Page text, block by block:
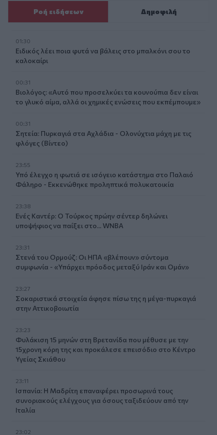
Ροή ειδήσεων Δημοφιλή
01:30
Ειδικός λέει ποια φυτά να βάλεις στο μπαλκόνι σου το
καλοκαίρι
00:31
Βιολόγος: «Αυτό που προσελκύει τα κουνούπια δεν είναι
το γλυκό αίμα, αλλά οι χημικές ενώσεις που εκπέμπουμε»
00:31
Σητεία: Πυρκαγιά στα Αχλάδια - Ολονύχτια μάχη με τις
φλόγες (Βίντεο)
23:55
Υπό έλεγχο η φωτιά σε ισόγειο κατάστημα στο Παλαιό
Φάληρο - Εκκενώθηκε προληπτικά πολυκατοικία
23:38
Ενές Καντέρ: Ο Τούρκος πρώην σέντερ δηλώνει
υποψήφιος να παίξει στο... WNBA
23:31
Στενά του Ορμούζ: Οι ΗΠΑ «βλέπουν» σύντομα
συμφωνία - «Υπάρχει πρόοδος μεταξύ Ιράν και Ομάν»
23:27
Σοκαριστικά στοιχεία άφησε πίσω της η μέγα-πυρκαγιά
στην Αττικοβοιωτία
23:23
Φυλάκιση 15 μηνών στη Βρετανίδα που μέθυσε με την
15χρονη κόρη της και προκάλεσε επεισόδιο στο Κέντρο
Υγείας Σκιάθου
23:11
Ισπανία: Η Μαδρίτη επαναφέρει προσωρινά τους
συνοριακούς ελέγχους για όσους ταξιδεύουν από την
Ιταλία
23:02